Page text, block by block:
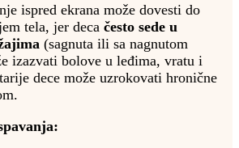
ispred ekrana može dovesti do
tela, jer deca često sede u
(sagnuta ili sa nagnutom
izazvati bolove u leđima, vratu i
dece može uzrokovati hronične